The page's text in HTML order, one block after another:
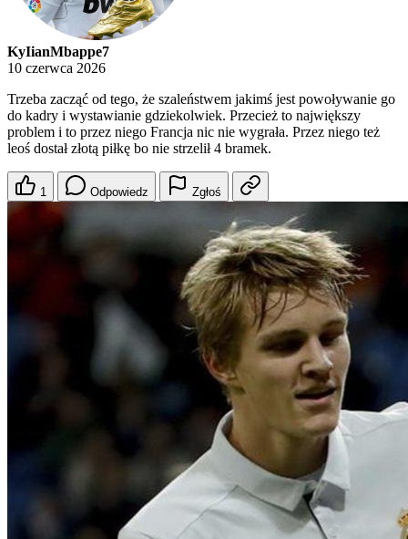
KyIianMbappe7
10 czerwca 2026
Trzeba zacząć od tego, że szaleństwem jakimś jest powoływanie go
do kadry i wystawianie gdziekolwiek. Przecież to największy
problem i to przez niego Francja nic nie wygrała. Przez niego też
leoś dostał złotą piłkę bo nie strzelił 4 bramek.
1 Odpowiedz Zgłoś